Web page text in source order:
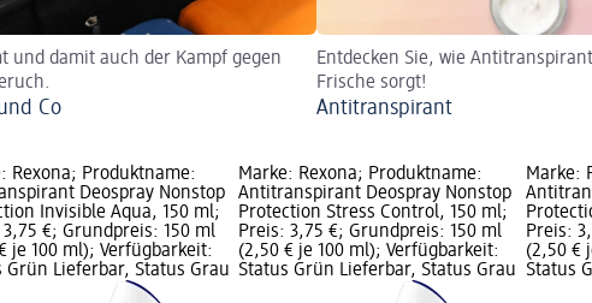
und damit auch der Kampf gegen
Co
Entdecken Sie, wie
Frische sorgt!
Antitranspirant
Rexona; Produktname:
Deospray Nonstop
Invisible Aqua, 150 ml;
€; Grundpreis: 150 ml
je 100 ml); Verfügbarkeit:
Grün Lieferbar, Status Grau
Marke: Rexona; Produktname:
Antitranspirant Deospray Nonstop
Protection Stress Control, 150 ml;
Preis: 3,75 €; Grundpreis: 150 ml
(2,50 € je 100 ml); Verfügbarkeit:
Status Grün Lieferbar, Status Grau
Marke:
Preis:
(2,50 €
Status